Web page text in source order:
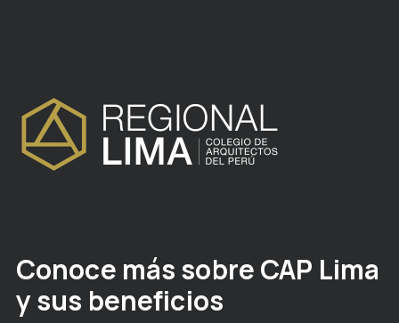
Conoce más sobre CAP Lima
y sus beneficios